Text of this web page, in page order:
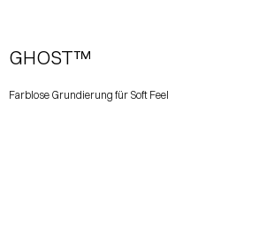
GHOST™
Farblose Grundierung für Soft Feel